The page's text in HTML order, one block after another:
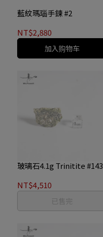
藍紋瑪瑙手鍊 #2
NT$2,880
加入购物车
玻璃石4.1g Trinitite #143
NT$4,510
已售完